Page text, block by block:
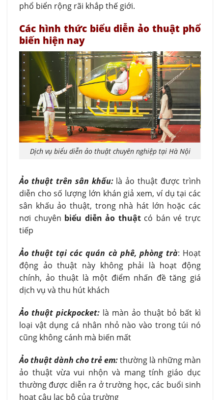
phổ biển rộng rãi khắp thế giới.
Các hình thức biểu diễn ảo thuật phổ
biến hiện nay
Dịch vụ biểu diễn ảo thuật chuyên nghiệp tại Hà Nội
Ảo thuật trên sân khấu: là ảo thuật được trình
diễn cho số lượng lớn khán giả xem, ví dụ tại các
sân khấu ảo thuật, trong nhà hát lớn hoặc các
nơi chuyên biểu diễn ảo thuậtcó bán vé trực
tiếp
Ảo thuật tại các quán cà phê, phòng trà: Hoạt
động ảo thuật này không phải là hoạt động
chính, ảo thuật là một điểm nhấn đề tăng giá
dịch vụ và thu hút khách
Ảo thuật pickpocket: là màn ảo thuật bỏ bất kì
loại vật dụng cá nhân nhỏ nào vào trong túi nó
cũng không cánh mà biến mất
Ảo thuật dành cho trẻ em:thường là những màn
ảo thuật vừa vui nhộn và mang tính giáo dục
thường được diễn ra ở trường học, các buổi sinh
hoạt câu lạc bộ của trường